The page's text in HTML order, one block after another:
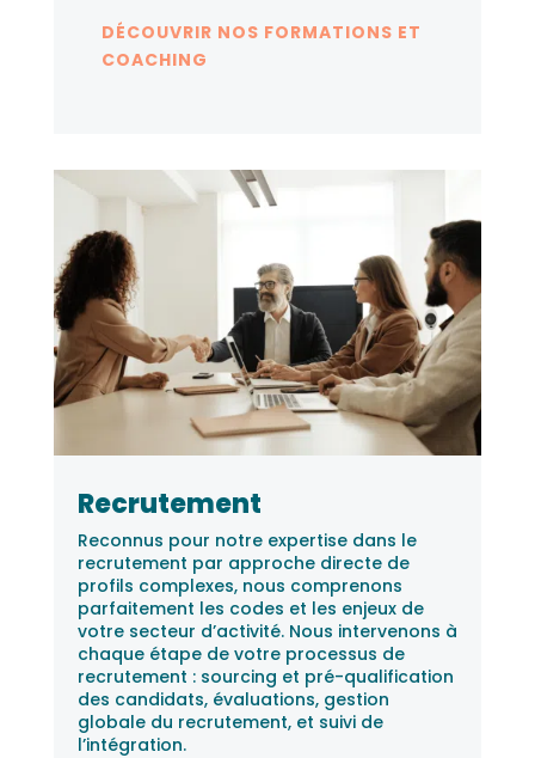
DÉCOUVRIR NOS FORMATIONS ET
COACHING
Recrutement
Reconnus pour notre expertise dans le
recrutement par approche directe de
profils complexes, nous comprenons
parfaitement les codes et les enjeux de
votre secteur d’activité. Nous intervenons à
chaque étape de votre processus de
recrutement : sourcing et pré-qualification
des candidats, évaluations, gestion
globale du recrutement, et suivi de
l’intégration.